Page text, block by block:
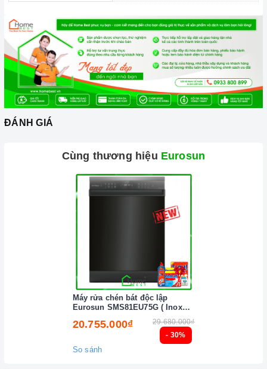
nội trợ, là vật dụng không thể trong gian bếp của mỗi gia
đình hiện nay, nhất là trong cuộc sống đầy năng động và
luôn bận rộn đối với những người nội trợ vừa phải làm
nhiều công việc lại còn chăm sóc cho bữa ăn của gia
đình mình.
Ảnh minh họa
ĐÁNH GIÁ
Cùng thương hiệu Eurosun
- 30%
Máy rửa chén bát độc lập
Eurosun SMS81EU75G ( Inox
20.755.000₫ 29.680.000₫
So sánh